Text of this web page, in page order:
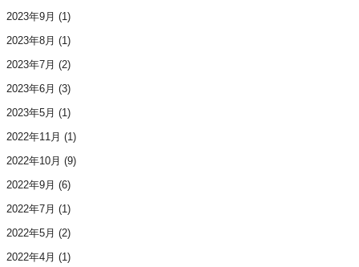
2023年9月 (1)
2023年8月 (1)
2023年7月 (2)
2023年6月 (3)
2023年5月 (1)
2022年11月 (1)
2022年10月 (9)
2022年9月 (6)
2022年7月 (1)
2022年5月 (2)
2022年4月 (1)